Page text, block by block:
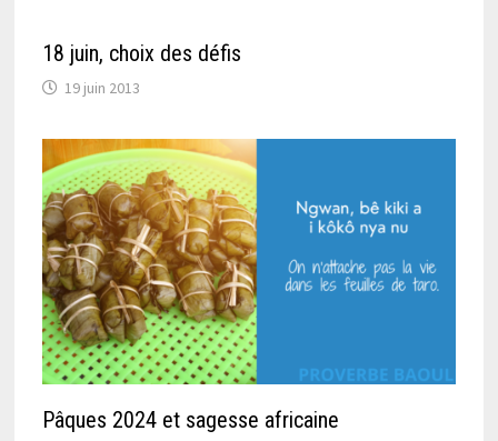
18 juin, choix des défis
19 juin 2013
Pâques 2024 et sagesse africaine